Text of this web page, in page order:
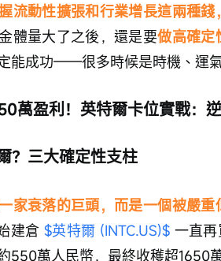
流動性擴張和行業增長這兩種
體量大了之後，還是要做高確定
能成功——很多時候是時機、運
萬盈利！英特爾卡位實戰：
？三大確定性支柱
家衰落的巨頭，而是一個被嚴
建倉 $英特爾 (INTC.US)$ 一直
550萬人民幣，最終收穫超1650